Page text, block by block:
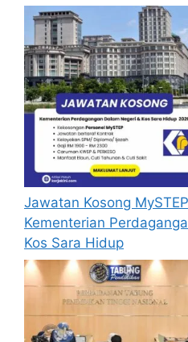
kemaskini
didaftarkan.
menerima
bulandari tarikh
menganggap
berjaya.
Mohon Online
Jawatan Kosong
Kementerian
Kos Sara Hidup